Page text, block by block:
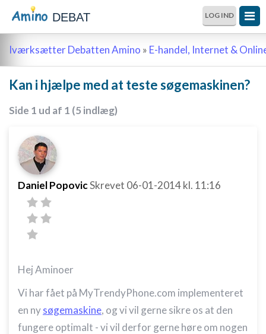
DEBAT LOG IND
Iværksætter Debatten Amino » E-handel, Internet &
Kan i hjælpe med at teste søgemaskinen?
Side 1 ud af 1 (5 indlæg)
Daniel PopovicSkrevet 06-01-2014kl. 11:16
Hej Aminoer
Vi har fået på MyTrendyPhone.com implementeret
en nysøgemaskine, og vi vil gerne sikre os at den
fungere optimalt - vi vil derfor gerne høre om nogen